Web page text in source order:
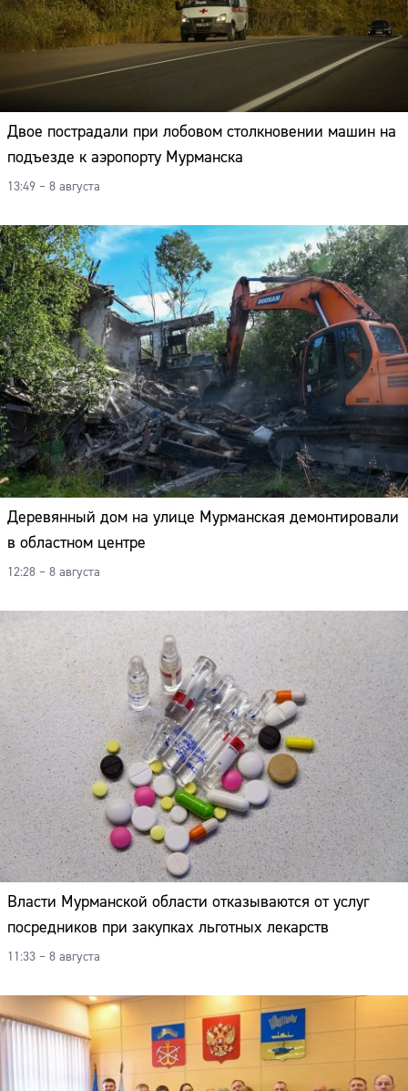
Двое пострадали при лобовом столкновении машин на
подъезде к аэропорту Мурманска
13:49 – 8 августа
Деревянный дом на улице Мурманская демонтировали
в областном центре
12:28 – 8 августа
Власти Мурманской области отказываются от услуг
посредников при закупках льготных лекарств
11:33 – 8 августа
Сайт: